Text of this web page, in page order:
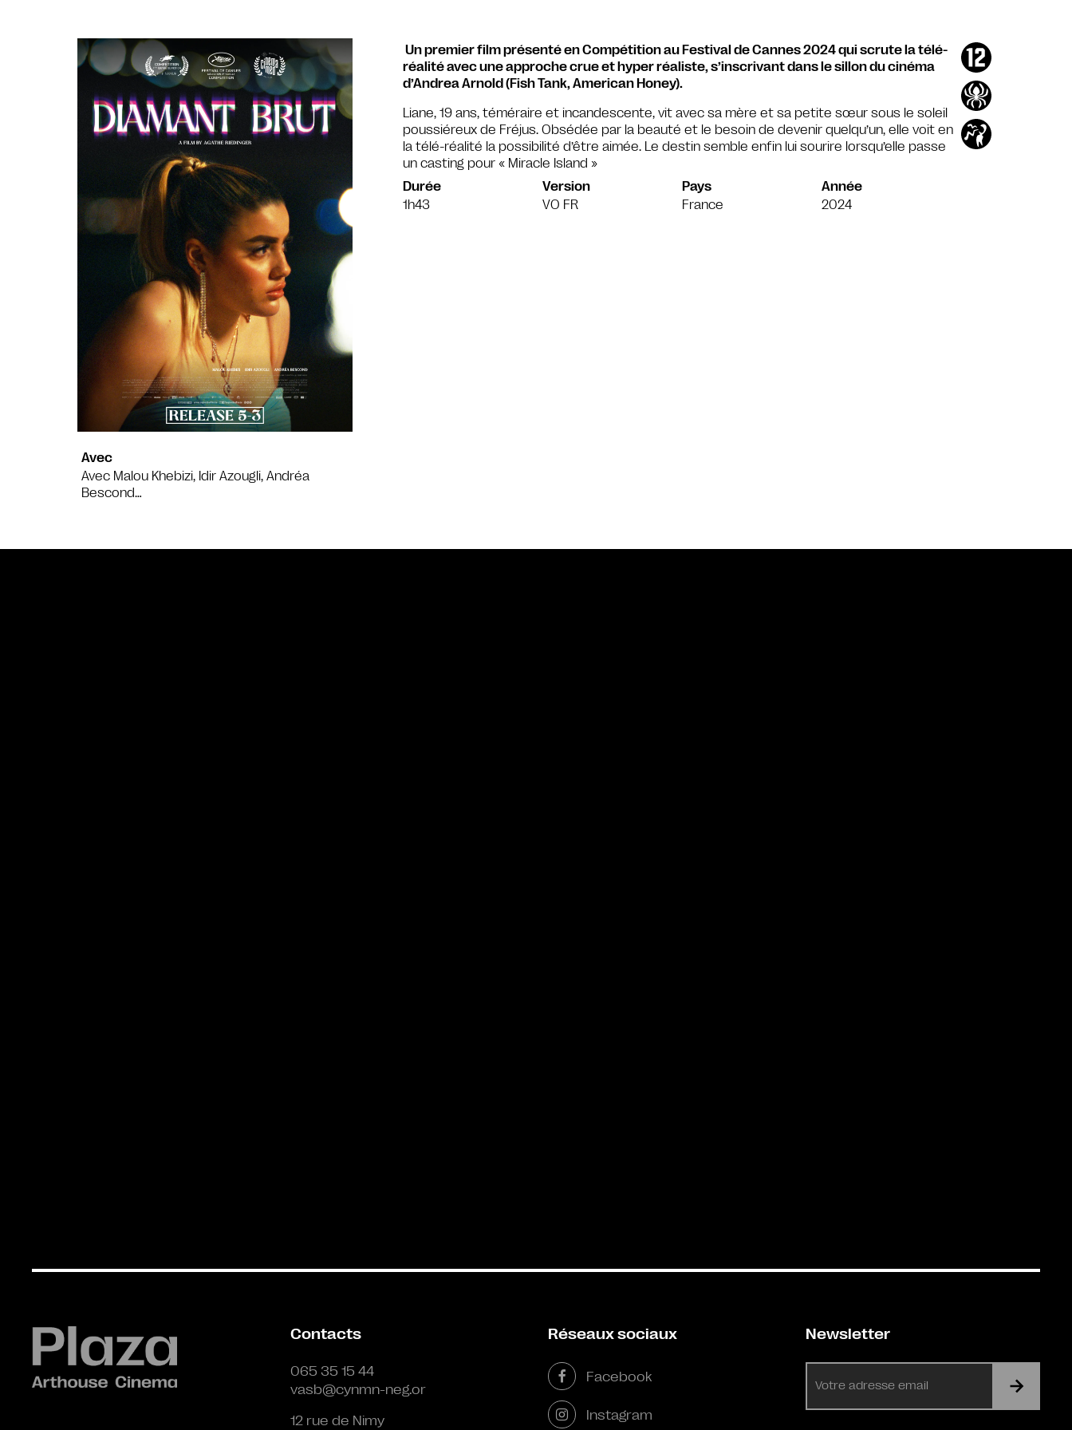
Avec
Avec Malou Khebizi, Idir Azougli, Andréa
Bescond…
Un premier film présenté en Compétition au Festival de Cannes 2024 qui scrute la télé-
réalité avec une approche crue et hyper réaliste, s’inscrivant dans le sillon du cinéma
d’Andrea Arnold (Fish Tank, American Honey).
Liane, 19 ans, téméraire et incandescente, vit avec sa mère et sa petite sœur sous le soleil
poussiéreux de Fréjus. Obsédée par la beauté et le besoin de devenir quelqu’un, elle voit en
la télé-réalité la possibilité d’être aimée. Le destin semble enfin lui sourire lorsqu’elle passe
un casting pour « Miracle Island »
Durée
1h43
Version
VO FR
Pays
France
Année
2024
Contacts
065 35 15 44
vasb@cynmn-neg.or
12 rue de Nimy
Réseaux sociaux
Facebook
Instagram
Newsletter
mail